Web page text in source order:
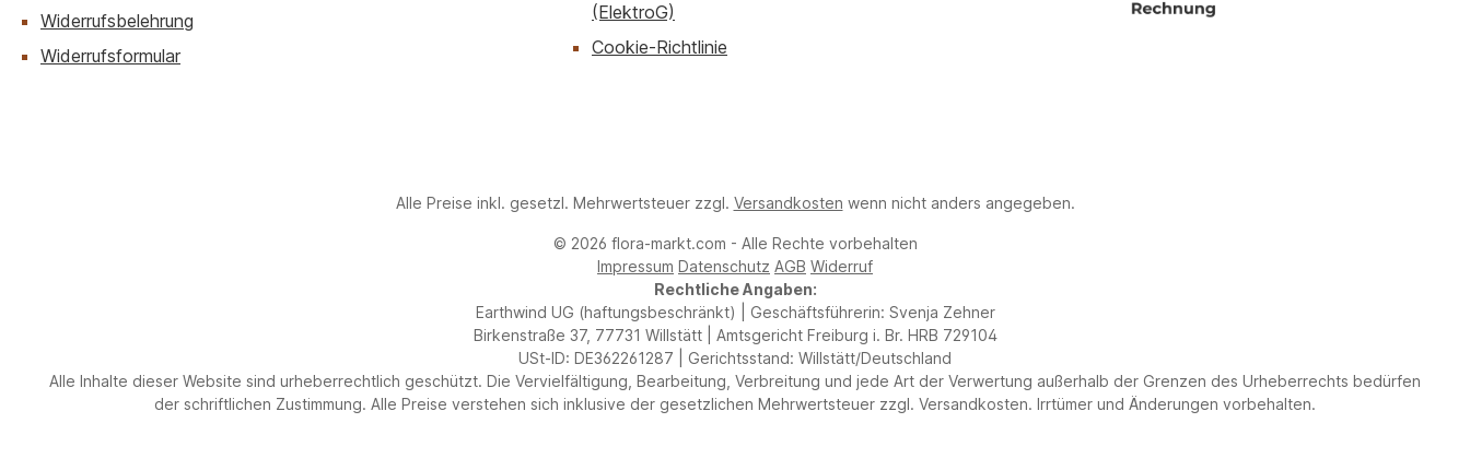
Widerrufsbelehrung
Widerrufsformular
(ElektroG)
Cookie-Richtlinie
Alle Preise inkl. gesetzl. Mehrwertsteuer zzgl. Versandkosten wenn nicht anders angegeben.
© 2026 flora-markt.com - Alle Rechte vorbehalten
Impressum Datenschutz AGB Widerruf
Rechtliche Angaben:
Earthwind UG (haftungsbeschränkt) | Geschäftsführerin: Svenja Zehner
Birkenstraße 37, 77731 Willstätt | Amtsgericht Freiburg i. Br. HRB 729104
USt-ID: DE362261287 | Gerichtsstand: Willstätt/Deutschland
Alle Inhalte dieser Website sind urheberrechtlich geschützt. Die Vervielfältigung, Bearbeitung, Verbreitung und jede Art der Verwertung außerhalb der Grenzen des Urheberrechts bedürfen
der schriftlichen Zustimmung. Alle Preise verstehen sich inklusive der gesetzlichen Mehrwertsteuer zzgl. Versandkosten. Irrtümer und Änderungen vorbehalten.